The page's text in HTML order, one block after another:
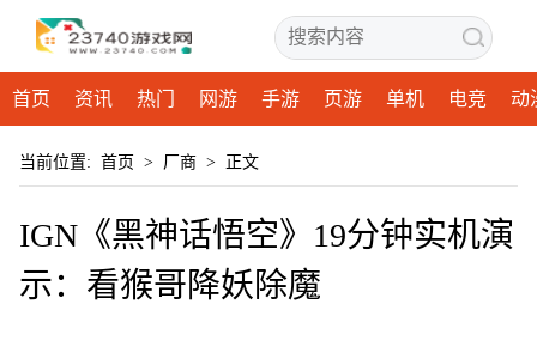
首页 资讯 热门 网游 手游 页游 单机 电竞 动
当前位置: 首页 > 厂商 > 正文
IGN《黑神话悟空》19分钟实机演
示：看猴哥降妖除魔